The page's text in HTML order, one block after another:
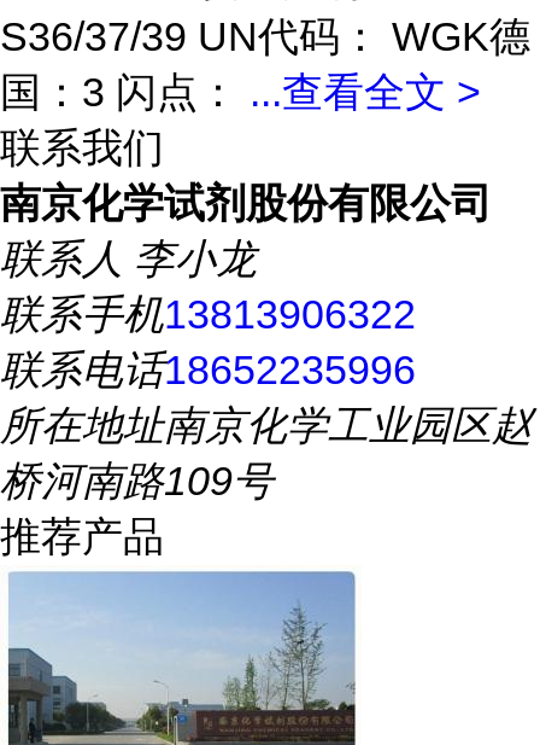
S36/37/39 UN代码： WGK德
国：3 闪点： ...查看全文 >
联系我们
南京化学试剂股份有限公司
联系人 李小龙
联系手机13813906322
联系电话18652235996
所在地址南京化学工业园区赵
桥河南路109号
推荐产品